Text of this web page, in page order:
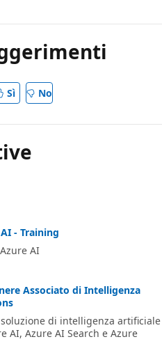
Sì No
- Training
AI
Associato di Intelligenza
di intelligenza artificiale
AI, Azure AI Search e Azure